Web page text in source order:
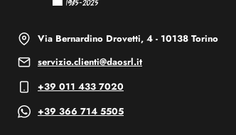
Via Bernardino Drovetti, 4 - 10138 Torino
servizio.clienti@daosrl.it
+39 011 433 7020
+39 366 714 5505